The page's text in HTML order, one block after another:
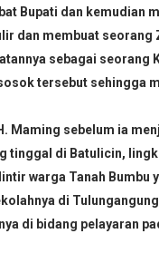
?
Kepada Yang Pernah
Ibnu Maryam
Sepakbola
Saya Lebih Baik
Bupati dan kemudian
dan membuat
sebagai seorang
tersebut sehingga
Maming sebelum ia
tinggal di Batulicin,
warga Tanah Bumbu
di
di bidang pelayaran